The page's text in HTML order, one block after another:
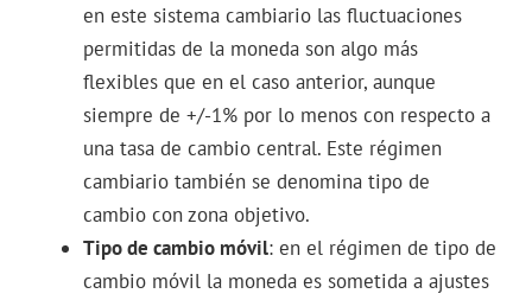
en este sistema cambiario las fluctuaciones
permitidas de la moneda son algo más
flexibles que en el caso anterior, aunque
siempre de +/-1% por lo menos con respecto a
una tasa de cambio central. Este régimen
cambiario también se denomina tipo de
cambio con zona objetivo.
Tipo de cambio móvil: en el régimen de tipo de
cambio móvil la moneda es sometida a ajustes